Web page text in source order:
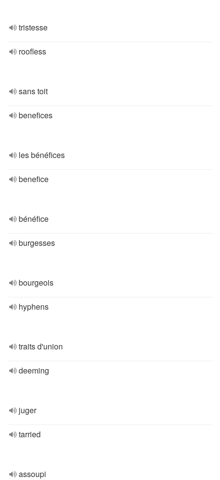
tristesse
roofless
sans toit
benefices
les bénéfices
benefice
bénéfice
burgesses
bourgeois
hyphens
traits d'union
deeming
juger
tarried
assoupi